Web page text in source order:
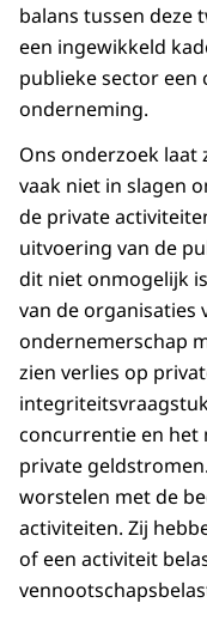
balans tussen deze
een ingewikkeld
publieke sector een
onderneming.
Ons onderzoek laat
vaak niet in slagen
de private
uitvoering van de
dit niet onmogelijk
van de organisaties
ondernemerschap
zien verlies op
concurrentie en het
private
worstelen met de
activiteiten. Zij
of een activiteit